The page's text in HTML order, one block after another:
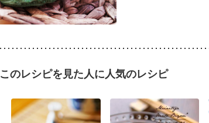
このレシピを見た人に人気のレシピ